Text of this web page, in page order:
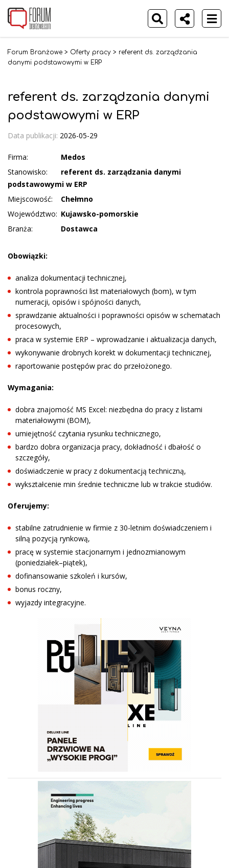
Forum Branżowe > Oferty pracy > referent ds. zarządzania
danymi podstawowymi w ERP
referent ds. zarządzania danymi
podstawowymi w ERP
Data publikacji: 2026-05-29
Firma:
Medos
Stanowisko:
referent ds. zarządzania danymi
podstawowymi w ERP
Miejscowość:
Chełmno
Województwo: Kujawsko-pomorskie
Branża:
Dostawca
Obowiązki:
analiza dokumentacji technicznej,
kontrola poprawności list materiałowych (bom), w tym
numeracji, opisów i spójności danych,
sprawdzanie aktualności i poprawności opisów w schematach
procesowych,
praca w systemie ERP – wprowadzanie i aktualizacja danych,
wykonywanie drobnych korekt w dokumentacji technicznej,
raportowanie postępów prac do przełożonego.
Wymagania:
dobra znajomość MS Excel: niezbędna do pracy z listami
materiałowymi (BOM),
umiejętność czytania rysunku technicznego,
bardzo dobra organizacja pracy, dokładność i dbałość o
szczegóły,
doświadczenie w pracy z dokumentacją techniczną,
wykształcenie min średnie techniczne lub w trakcie studiów.
Oferujemy:
stabilne zatrudnienie w firmie z 30-letnim doświadczeniem i
silną pozycją rynkową,
pracę w systemie stacjonarnym i jednozmianowym
(poniedziałek–piątek),
dofinansowanie szkoleń i kursów,
bonus roczny,
wyjazdy integracyjne.